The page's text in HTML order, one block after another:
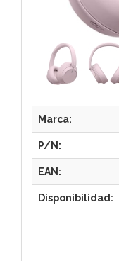
Marca:
P/N:
EAN:
Disponibilidad: